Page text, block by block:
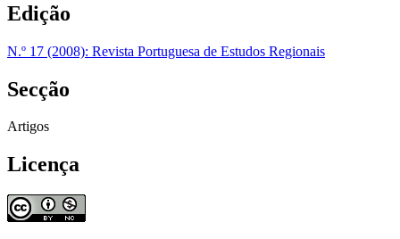
Edição
N.º 17 (2008): Revista Portuguesa de Estudos Regionais
Secção
Artigos
Licença